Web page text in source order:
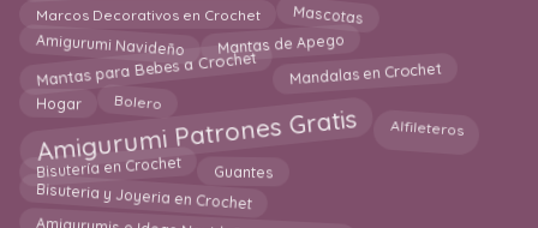
Marcos Decorativos en Crochet Mascotas
Amigurumi Navideño Mantas de Apego
Mantas para Bebes a Crochet Mandalas en Crochet
Hogar Bolero
Amigurumi Patrones Gratis Alfileteros
Bisutería en Crochet Guantes
Bisuteria y Joyeria en Crochet